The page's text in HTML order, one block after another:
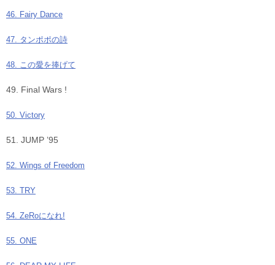
46. Fairy Dance
47. タンポポの詩
48. この愛を捧げて
49. Final Wars !
50. Victory
51. JUMP ’95
52. Wings of Freedom
53. TRY
54. ZeRoになれ!
55. ONE